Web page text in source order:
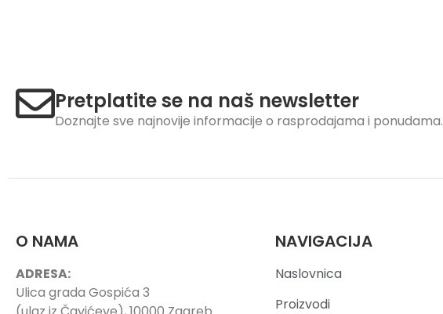
Pretplatite se na naš newsletter
Doznajte sve najnovije informacije o rasprodajama i ponudama.
O NAMA
ADRESA:
Ulica grada Gospića 3
NAVIGACIJA
Naslovnica
Proizvodi